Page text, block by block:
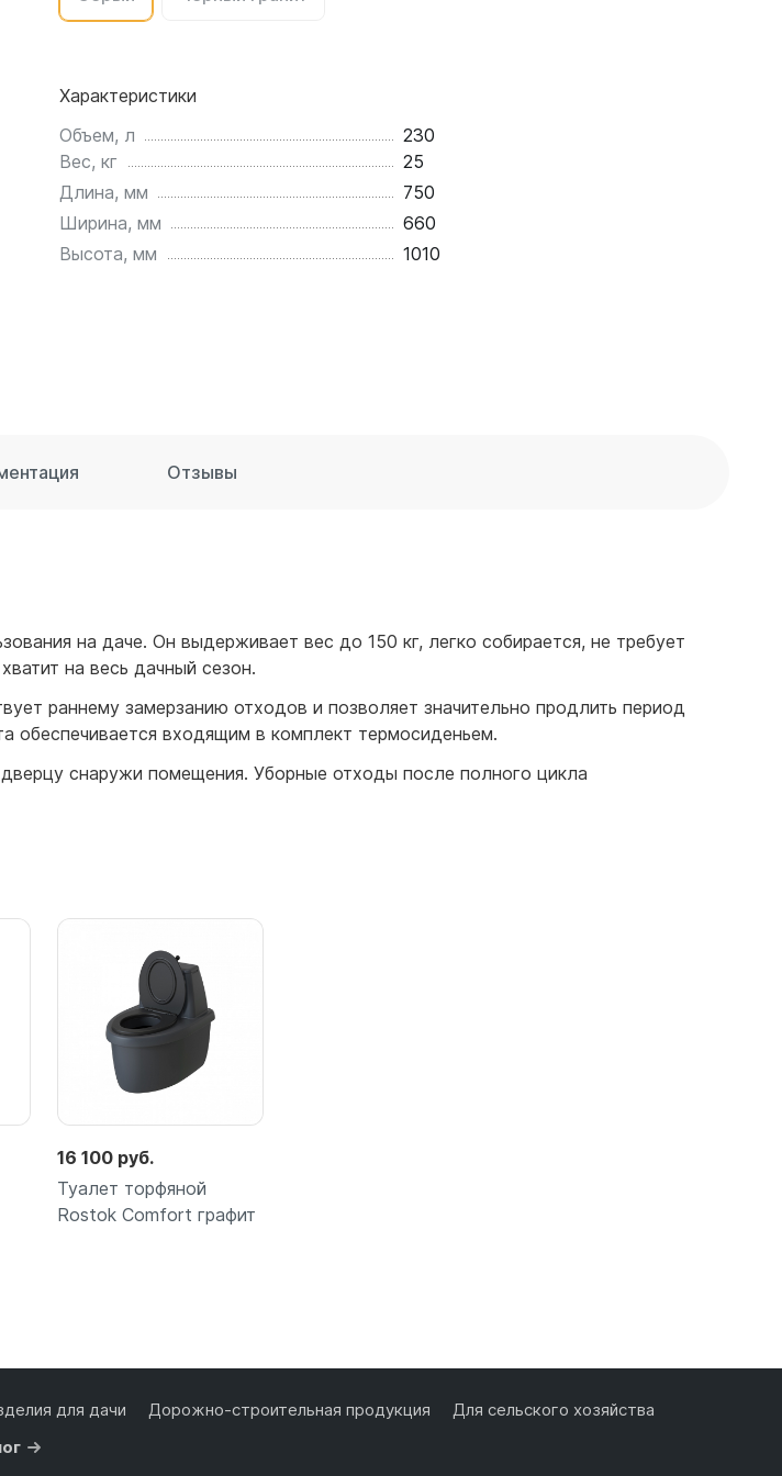
ЦКТ для ферментации
Характеристики
Объем, л
230
Вес, кг
25
Длина, мм
750
Ширина, мм
660
Высота, мм
1010
Отзывы
на даче. Он выдерживает вес до 150 кг, легко собирается, не требует
на весь дачный сезон.
раннему замерзанию отходов и позволяет значительно продлить период
обеспечивается входящим в комплект термосиденьем.
снаружи помещения. Уборные отходы после полного цикла
16 100 руб.
Туалет торфяной
Rostok Сomfort графит
для дачи Дорожно-строительная продукция
Для сельского хозяйства